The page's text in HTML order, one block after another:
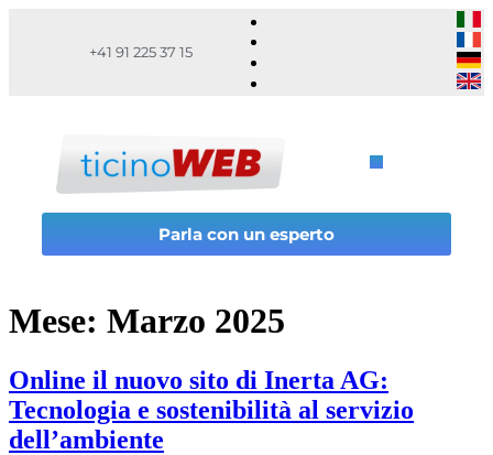
+41 91 225 37 15
Parla con un esperto
Mese: Marzo 2025
Online il nuovo sito di Inerta AG:
Tecnologia e sostenibilità al servizio
dell’ambiente